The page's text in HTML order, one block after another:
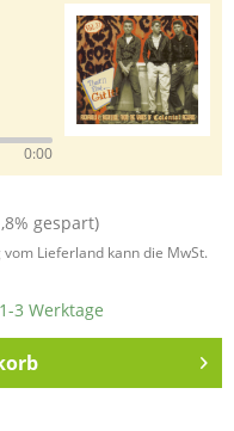
0:00
gespart)
vom Lieferland kann die MwSt.
3 Werktage